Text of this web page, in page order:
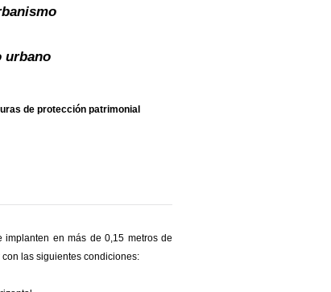
urbano
de protección patrimonial
en más de 0,15 metros de
las siguientes condiciones: